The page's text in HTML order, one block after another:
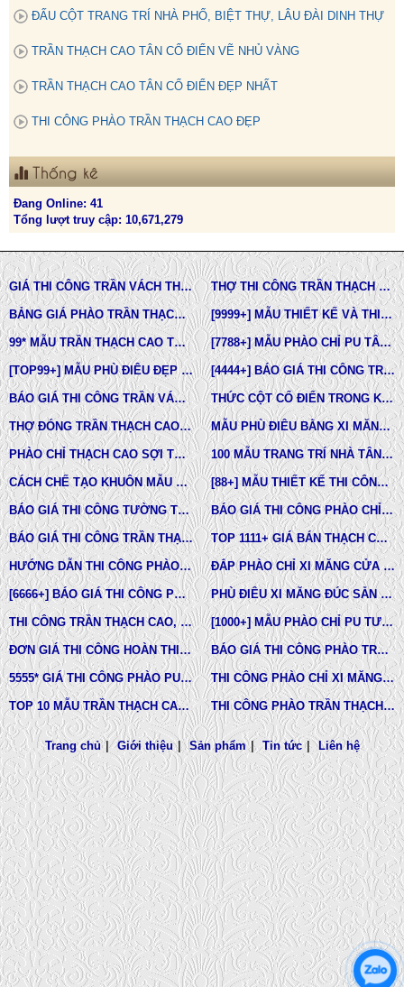
ĐẤU CỘT TRANG TRÍ NHÀ PHỐ, BIỆT THỰ, LÂU ĐÀI DINH THỰ
TRẦN THẠCH CAO TÂN CỔ ĐIỂN VẼ NHỦ VÀNG
TRẦN THẠCH CAO TÂN CỔ ĐIỂN ĐẸP NHẤT
THI CÔNG PHÀO TRẦN THẠCH CAO ĐẸP
Thống kê
Đang Online: 41
Tổng lượt truy cập: 10,671,279
GIÁ THI CÔNG TRẦN VÁCH THẠCH CAO TẠI TPHCM THỢ THI CÔNG TRẦN THẠCH CAO ĐẸP TẠI TPHCM
BẢNG GIÁ PHÀO TRẦN THẠCH CAO TÂN CỔ ĐIỂN [9999+] MẪU THIẾT KẾ VÀ THI CÔNG TRẦN THẠCH CAO ĐẸP
99* MẪU TRẦN THẠCH CAO TÂN CỔ ĐIỂN ĐẸP NHẤT HIỆN NAY [7788+] MẪU PHÀO CHỈ PU TÂN CỔ ĐIỂN ĐẸP NHẤT HIỆN NAY
[TOP99+] MẪU PHÙ ĐIÊU ĐẸP TRONG THIẾT KẾ KIẾN TRÚC [4444+] BÁO GIÁ THI CÔNG TRỌN GÓI PHÀO CHỈ PU MỚI NHẤT
BÁO GIÁ THI CÔNG TRẦN VÁCH THẠCH CAO TRỌN GÓI THỨC CỘT CỔ ĐIỂN TRONG KIẾN TRÚC
THỢ ĐÓNG TRẦN THẠCH CAO GIÁ RẺ Ở TPHCM MẪU PHÙ ĐIÊU BẰNG XI MĂNG ĐÚC SẴN NHÀ PHỐ BIỆT THỰ LÂU ĐÀI TOÀN QUỐC
PHÀO CHỈ THẠCH CAO SỢI THỦY TINH 100 MẪU TRANG TRÍ NHÀ TÂN CỔ ĐIỂN
CÁCH CHẾ TẠO KHUÔN MẪU COMPOSITE ĐÚC BÊ TÔNG -XI MĂNG-THẠCH CAO CÁC LOẠI [88+] MẪU THIẾT KẾ THI CÔNG TRẦN THẠCH CAO TÂN CỔ ĐIỂN MỚI NHẤT
BÁO GIÁ THI CÔNG TƯỜNG THẠCH CAO, VÁCH THẠCH CAO TƯỜNG NHÀ MỚI NHẤT BÁO GIÁ THI CÔNG PHÀO CHỈ PU TÂN CỔ ĐIỂN TẠI TPHCM
BÁO GIÁ THI CÔNG TRẦN THẠCH CAO TRỌN GÓI MỚI NHẤT TOP 1111+ GIÁ BÁN THẠCH CAO PHÀO CHỈ, PHÙ ĐIÊU, ĐẦU CỘT TÂN CỔ ĐIỂN
HƯỚNG DẪN THI CÔNG PHÀO CHỈ PU, PHÀO CHỈ THẠCH CAO, PHÀO CHỈ XI MĂNG. ĐẮP PHÀO CHỈ XI MĂNG CỬA SỔ, CỬA ĐI NHÀ PHỐ, BIỆT THỰ, LÂU ĐÀI TÂN CỔ ĐIỂN
[6666+] BÁO GIÁ THI CÔNG PHÀO CHỈ NHỰA PU MỚI NHẤT PHÙ ĐIÊU XI MĂNG ĐÚC SẴN NHÀ PHỐ BIỆT THỰ TẠI LONG AN VÀ TÂY NINH
THI CÔNG TRẦN THẠCH CAO, PHÀO CHỈ, PHÙ ĐIÊU TẠI TPHCM [1000+] MẪU PHÀO CHỈ PU TƯỜNG NHÀ ĐẸP, NẸP CHỈ THẠCH CAO ỐP TƯỜNG
ĐƠN GIÁ THI CÔNG HOÀN THIỆN TRẦN THẠCH CAO TẠI TPHCM BÁO GIÁ THI CÔNG PHÀO TRẦN THẠCH CAO MỚI NHẤT
5555* GIÁ THI CÔNG PHÀO PU TƯỜNG NHÀ MỚI NHẤT THI CÔNG PHÀO CHỈ XI MĂNG NHÀ PHỐ, BIỆT THƯ, LÂU ĐÀI DINH THỰ
TOP 10 MẪU TRẦN THẠCH CAO CHUNG CƯ ĐẸP NHẤT THI CÔNG PHÀO TRẦN THẠCH CAO VĨNH TƯỜNG GIÁ RẺ
Trang chủ | Giới thiệu | Sản phẩm | Tin tức | Liên hệ